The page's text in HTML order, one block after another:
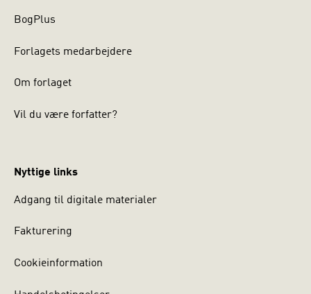
BogPlus
Forlagets medarbejdere
Om forlaget
Vil du være forfatter?
Nyttige links
Adgang til digitale materialer
Fakturering
Cookieinformation